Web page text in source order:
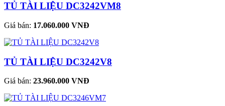
TỦ TÀI LIỆU DC3242VM8
Giá bán: 17.060.000 VNĐ
TỦ TÀI LIỆU DC3242V8
Giá bán: 23.960.000 VNĐ